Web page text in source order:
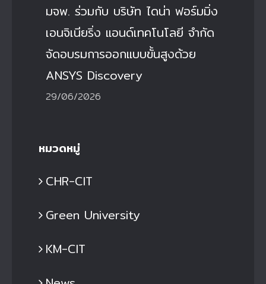
มจพ. ร่วมกับ บริษัท ไดน่า ฟอร์มมิ่ง
เอนจิเนียริ่ง แอนด์เทคโนโลยี จำกัด
จัดอบรมการออกแบบขั้นสูงด้วย
ANSYS Discovery
29/06/2026
หมวดหมู่
CHR-CIT
Green University
KM-CIT